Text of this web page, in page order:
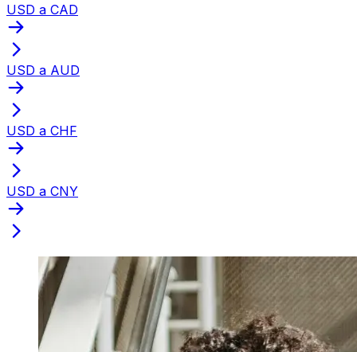
USD a CAD
USD a AUD
USD a CHF
USD a CNY